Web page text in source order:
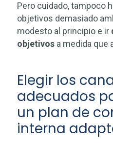
Pero cuidado, tampoco
objetivos demasiado
modesto al principio e ir
objetivos a medida que
Elegir los
adecuados
un plan de
interna